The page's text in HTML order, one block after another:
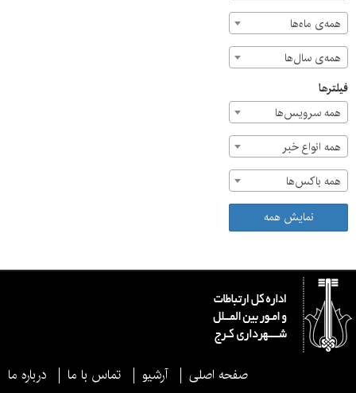
همه‌ی ماه‌ها
همه‌ی سال‌ها
فیلترها
همه سرویس‌ها
همه انواع خبر
همه باکس‌ها
نمایش همه
صفحه اصلی آرشیو تماس با ما درباره ما